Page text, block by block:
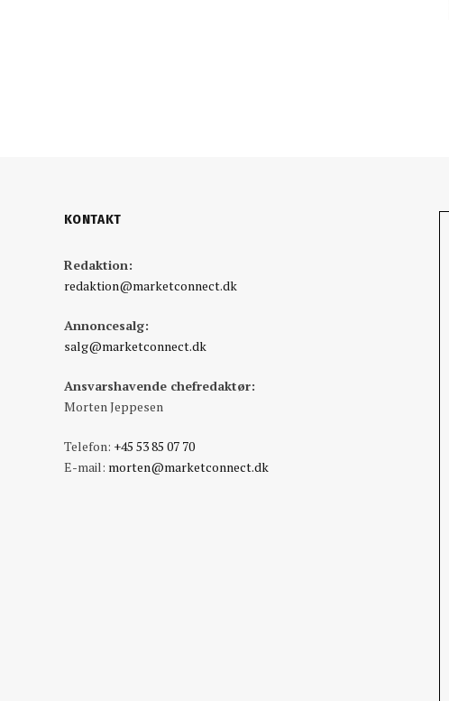
KONTAKT
Redaktion:
redaktion@marketconnect.dk
Annoncesalg:
salg@marketconnect.dk
Ansvarshavende chefredaktør:
Morten Jeppesen
Telefon: +45 53 85 07 70
E-mail: morten@marketconnect.dk